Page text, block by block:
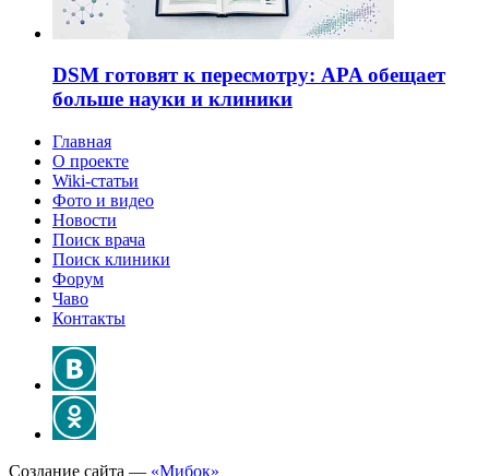
DSM готовят к пересмотру: APA обещает
больше науки и клиники
Главная
О проекте
Wiki-статьи
Фото и видео
Новости
Поиск врача
Поиск клиники
Форум
Чаво
Контакты
Создание сайта — «Мибок»